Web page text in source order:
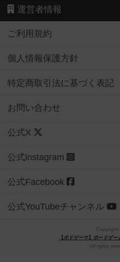
運営者情報
ご利用規約
個人情報保護方針
特定商取引法に基づく表記
お問い合わせ
公式X
公式instagram
公式Facebook
公式YouTubeチャンネル
Copyright
【ボドゲーマ】ボードゲ
All rights